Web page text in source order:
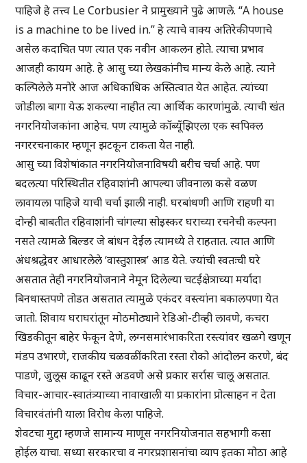
पाहिजे हे तत्त्व Le Corbusier ने प्रामुख्याने पुढे आणले. “A house
is a machine to be lived in.” हे त्याचे वाक्य अतिरेकीपणाचे
असेल कदाचित पण त्यात एक नवीन आकलन होते. त्याचा प्रभाव
आजही कायम आहे. हे आसु च्या लेखकांनीच मान्य केले आहे. त्याने
कल्पिलेले मनोरे आज अधिकाधिक अस्तित्वात येत आहेत. त्यांच्या
जोडीला बागा येऊ शकल्या नाहीत त्या आर्थिक कारणांमुळे. त्याची खंत
नगरनियोजकांना आहेच. पण त्यामुळे कॉब्यूँझिएला एक स्वपिक्ल
नगररचनाकार म्हणून झटकून टाकता येत नाही.
आसु च्या विशेषांकात नगरनियोजनाविषयी बरीच चर्चा आहे. पण
बदलत्या परिस्थितीत रहिवाशांनी आपल्या जीवनाला कसे वळण
लावायला पाहिजे याची चर्चा झाली नाही. घरबांधणी आणि राहणी या
दोन्ही बाबतीत रहिवाशांनी चांगल्या सोइस्कर घराच्या रचनेची कल्पना
नसते त्यामळे बिल्डर जे बांधन देईल त्यामध्ये ते राहतात. त्यात आणि
अंधश्रद्धेवर आधारलेले ‘वास्तुशास्त्र’ आड येते. ज्यांची स्वतःची घरे
असतात तेही नगरनियोजनाने नेमून दिलेल्या चटईक्षेत्राच्या मर्यादा
बिनधास्तपणे तोडत असतात त्यामुळे एकंदर वस्त्यांना बकालपणा येत
जातो. शिवाय घराघरांतून मोठमोठ्याने रेडिओ-टीव्ही लावणे, कचरा
खिडकीतून बाहेर फेकून देणे, लग्नसमारंभाकरिता रस्त्यांवर खळगे खणून
मंडप उभारणे, राजकीय चळवळींकरिता रस्ता रोको आंदोलन करणे, बंद
पाडणे, जुलूस काढून रस्ते अडवणे असे प्रकार सर्रास चालू असतात.
विचार-आचार-स्वातंत्र्याच्या नावाखाली या प्रकारांना प्रोत्साहन न देता
विचारवंतांनी याला विरोध केला पाहिजे.
शेवटचा मुद्दा म्हणजे सामान्य माणूस नगरनियोजनात सहभागी कसा
होईल याचा. सध्या सरकारचा व नगरप्रशासनांचा व्याप इतका मोठा आहे